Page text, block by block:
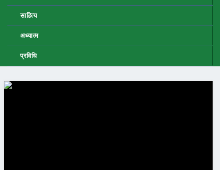
साहित्य
अध्यात्म
प्रविधि